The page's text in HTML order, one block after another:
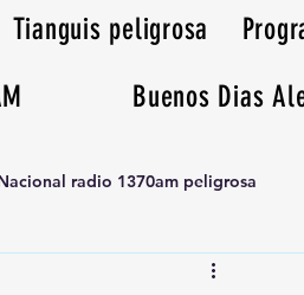
Tianguis peligrosa
Buenos Dias
radio 1370am peligrosa